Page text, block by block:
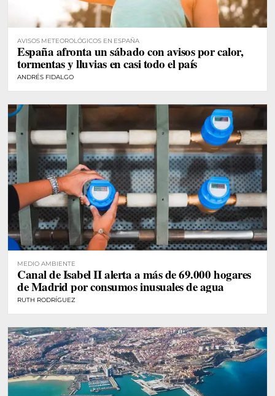
AVISOS METEOROLÓGICOS EN ESPAÑA
España afronta un sábado con avisos por calor,
tormentas y lluvias en casi todo el país
ANDRÉS FIDALGO
MEDIO AMBIENTE
Canal de Isabel II alerta a más de 69.000 hogares
de Madrid por consumos inusuales de agua
RUTH RODRÍGUEZ